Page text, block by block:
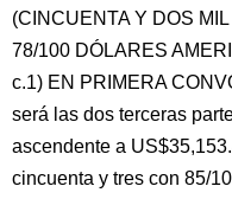
(CINCUENTA Y DOS
78/100 DÓLARES
c.1) EN PRIMERA
será las dos terceras
ascendente a
cincuenta y tres con 85/